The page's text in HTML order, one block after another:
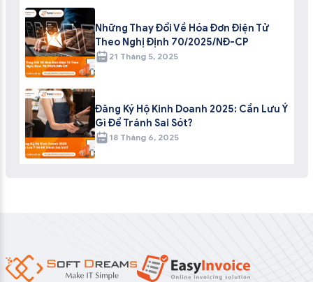
Những Thay Đổi Về Hóa Đơn Điện Tử
Theo Nghị Định 70/2025/NĐ-CP
21 Tháng 5, 2025
Đăng Ký Hộ Kinh Doanh 2025: Cần Lưu Ý
Gì Để Tránh Sai Sót?
18 Tháng 6, 2025